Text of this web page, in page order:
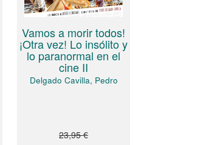
Vamos a morir todos!
¡Otra vez! Lo insólito y
lo paranormal en el
cine II
Delgado Cavilla, Pedro
23,95 €